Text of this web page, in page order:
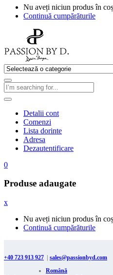
Nu aveți niciun produs în
Continuă cumpărăturile
Detalii cont
Comenzi
Lista dorinte
Adresa
Dezautentificare
0
Produse adaugate
x
Nu aveți niciun produs în
Continuă cumpărăturile
+40 723 913 927 sales@passionbyd.com
Română